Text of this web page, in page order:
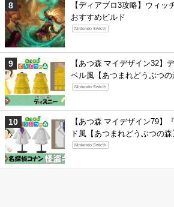
【ディアブロ3攻略】ウィッ
おすすめビルド
Nintendo Swicth
【あつ森 マイデザイン32】
ベル風【あつまれどうぶつの
Nintendo Swicth
【あつ森 マイデザイン79】
ド風【あつまれどうぶつの森
Nintendo Swicth